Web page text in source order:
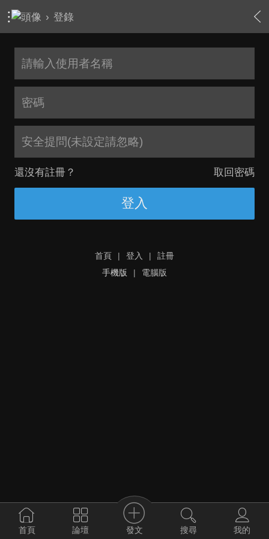
› 登錄
安全提問(未設定請忽略)
還沒有註冊？ 取回密碼
登入
首頁 | 登入 |
註冊
手機版
| 電腦版
首頁 論壇 發文 搜尋 我的